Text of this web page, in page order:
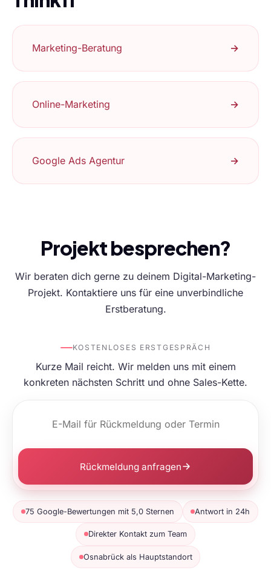
Marketing-Beratung →
Online-Marketing →
Google Ads Agentur →
Projekt besprechen?
Wir beraten dich gerne zu deinem Digital-Marketing-
Projekt. Kontaktiere uns für eine unverbindliche
Erstberatung.
KOSTENLOSES ERSTGESPRÄCH
Kurze Mail reicht. Wir melden uns mit einem
konkreten nächsten Schritt und ohne Sales-Kette.
Rückmeldung anfragen
75 Google-Bewertungen mit 5,0 Sternen Antwort in 24h
Direkter Kontakt zum Team
Osnabrück als Hauptstandort